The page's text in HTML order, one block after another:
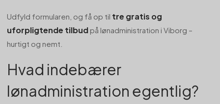
Udfyld formularen, og få op til tre gratis og
uforpligtende tilbud på lønadministration i Viborg –
hurtigt og nemt.
Hvad indebærer
lønadministration egentlig?